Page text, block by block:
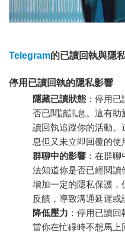
Telegram的已讀回執與隱
停用已讀回執的隱私影響
隱藏已讀狀態 ：停用
否已閱讀訊息。這有助
讀回執追蹤你的活動
息但又未立即回覆的使
群聊中的影響 ：在群
法知道你是否已經閱讀
增加一定的隱私保護
反饋，導致溝通延遲或
降低壓力 ：停用已讀
當你在忙碌時不想馬上